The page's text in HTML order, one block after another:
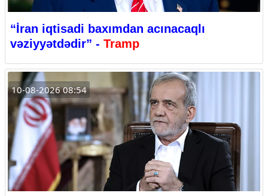
“İran iqtisadi baxımdan acınacaqlı
vəziyyətdədir” - Tramp
10-08-2026 08:54